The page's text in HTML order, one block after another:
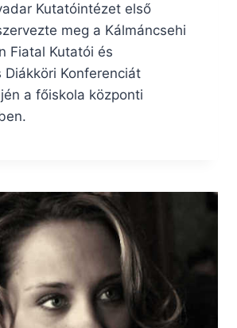
Kutatóintézet első
meg a Kálmáncsehi
Fiatal Kutatói és
Diákköri Konferenciát
a főiskola központi